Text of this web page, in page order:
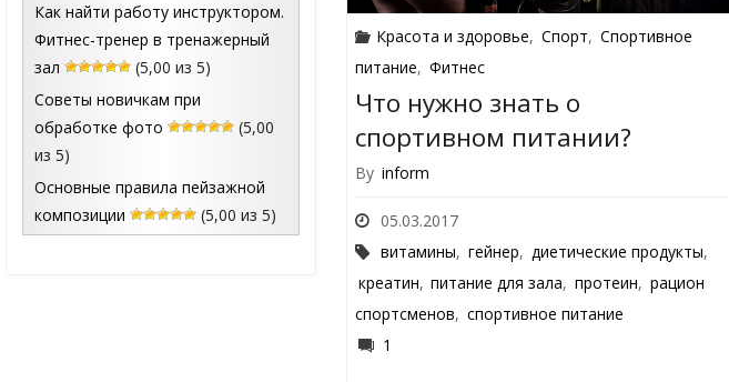
Красота и здоровье, Спорт, Спортивное
питание, Фитнес
Что нужно знать о
спортивном питании?
By inform
05.03.2017
витамины, гейнер, диетические продукты,
креатин, питание для зала, протеин, рацион
спортсменов, спортивное питание
1
Как найти работу инструктором.
Фитнес-тренер в тренажерный
зал
(5,00 из 5)
Советы новичкам при
обработке фото
(5,00
из 5)
Основные правила пейзажной
композиции
(5,00 из 5)